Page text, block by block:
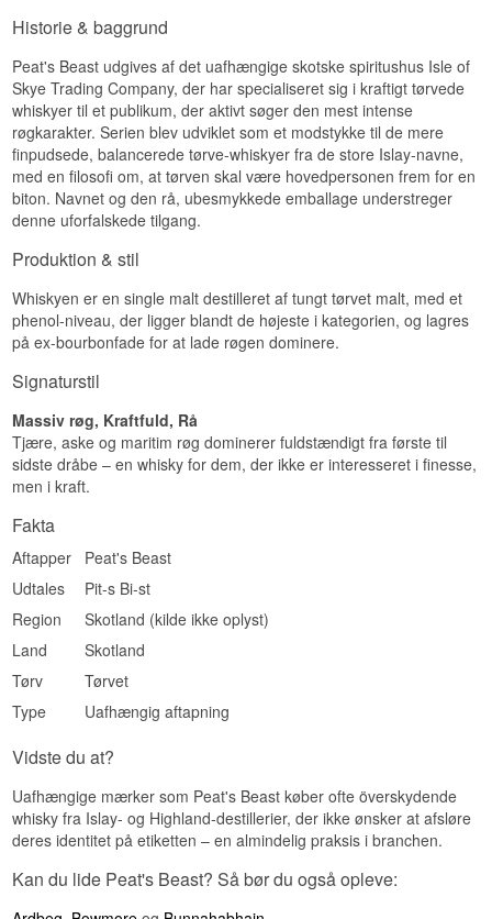
sherry er en af de mest kontrastfyldte stilarter i
moderne whisky, og PX-udgaven af Peats Beast
er skabt specifikt for at dyrke netop den kontrast.
Se hele vores udvalg afPeats Beast
Navn: Peats Beast Batch Strength Version Single
Islay Malt Scotch Whisky 70 cl 52,1%
Destilleri: Peats Beast
Region: Islay, Skotland
Type: Single Islay Malt Scotch Whisky
ABV: 52,1 %
Størrelse: 70 CL
Ikke koldfiltreret: Ja
Naturlig farve: Ja
Røget · Maritimt · Kraftfuld
Vidste du at?
udvalgt specifikt for sin intensitet, hvilket giver et
af de kraftigst røgede udtryk på markedet.
Se hele vores udvalg af
Historie & baggrund
Peat's Beast udgives af det uafhængige skotske spiritushus Isle of
Skye Trading Company, der har specialiseret sig i kraftigt tørvede
whiskyer til et publikum, der aktivt søger den mest intense
røgkarakter. Serien blev udviklet som et modstykke til de mere
finpudsede, balancerede tørve-whiskyer fra de store Islay-navne,
med en filosofi om, at tørven skal være hovedpersonen frem for en
biton. Navnet og den rå, ubesmykkede emballage understreger
denne uforfalskede tilgang.
Produktion & stil
Whiskyen er en single malt destilleret af tungt tørvet malt, med et
phenol-niveau, der ligger blandt de højeste i kategorien, og lagres
på ex-bourbonfade for at lade røgen dominere.
Signaturstil
Massiv røg, Kraftfuld, Rå
Tjære, aske og maritim røg dominerer fuldstændigt fra første til
sidste dråbe – en whisky for dem, der ikke er interesseret i finesse,
men i kraft.
Fakta
Aftapper
Peat's Beast
Udtales
Pit-s Bi-st
Region
Skotland (kilde ikke oplyst)
Land
Skotland
Tørv
Tørvet
Type
Uafhængig aftapning
Vidste du at?
Uafhængige mærker som Peat's Beast køber ofte överskydende
whisky fra Islay- og Highland-destillerier, der ikke ønsker at afsløre
deres identitet på etiketten – en almindelig praksis i branchen.
Kan du lide Peat's Beast? Så bør du også opleve: